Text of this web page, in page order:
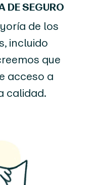
DE SEGURO
de los
incluido
que
acceso a
calidad.